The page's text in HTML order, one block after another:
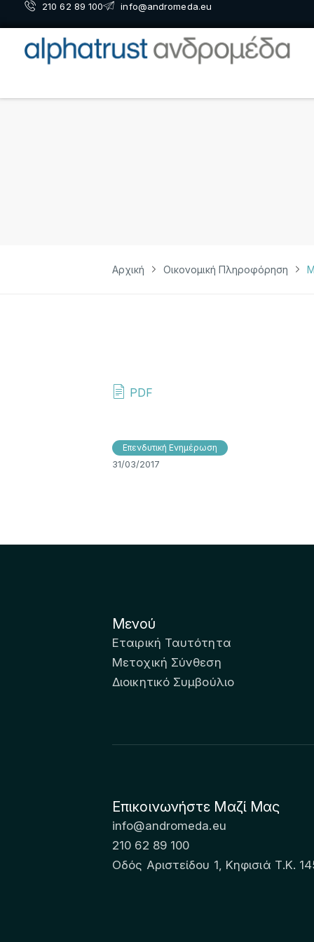
210 62 89 100 info@andromeda.eu
Αρχική Οικονομική Πληροφόρηση
PDF
Επενδυτική Ενημέρωση
31/03/2017
Μενού
Εταιρική Ταυτότητα
Μετοχική Σύνθεση
Διοικητικό Συμβούλιο
Επικοινωνήστε Μαζί Μας
info@andromeda.eu
210 62 89 100
Οδός Αριστείδου 1, Κηφισιά Τ.Κ.